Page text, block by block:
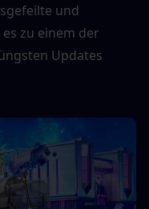
und
zu einem der
Updates